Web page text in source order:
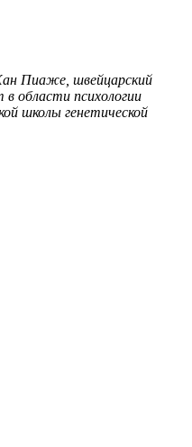
Пиаже, швейцарский
в области психологии
школы генетической